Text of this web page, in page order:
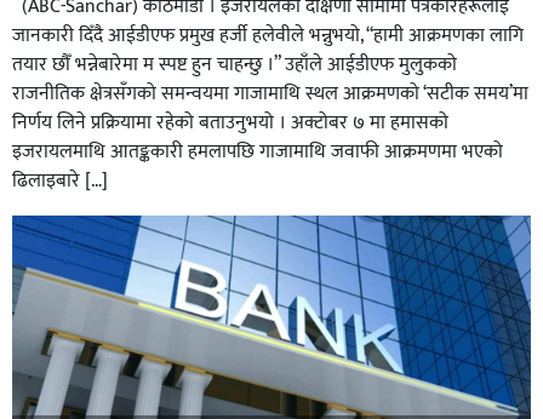
(ABC-Sanchar) काठमाडौं । इजरायलको दक्षिणी सीमामा पत्रकारहरूलाई
जानकारी दिँदै आईडीएफ प्रमुख हर्जी हलेवीले भन्नुभयो, “हामी आक्रमणका लागि
तयार छौँ भन्नेबारेमा म स्पष्ट हुन चाहन्छु ।” उहाँले आईडीएफ मुलुकको
राजनीतिक क्षेत्रसँगको समन्वयमा गाजामाथि स्थल आक्रमणको ‘सटीक समय’मा
निर्णय लिने प्रक्रियामा रहेको बताउनुभयो । अक्टोबर ७ मा हमासको
इजरायलमाथि आतङ्ककारी हमलापछि गाजामाथि जवाफी आक्रमणमा भएको
ढिलाइबारे […]